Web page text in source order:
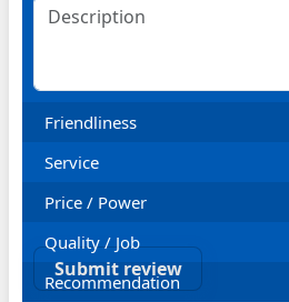
Friendliness
Service
Price / Power
Quality / Job
Recommendation
Submit review